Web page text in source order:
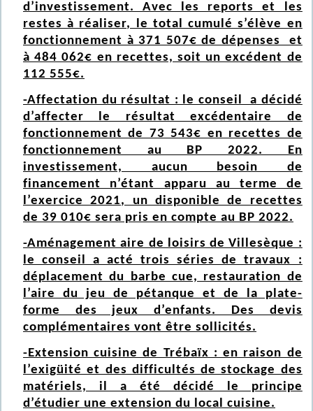
d’investissement. Avec les reports et les
restes à réaliser, le total cumulé s’élève en
fonctionnement à 371 507€ de dépenses et
à 484 062€ en recettes, soit un excédent de
112 555€.
-Affectation du résultat : le conseil a décidé
d’affecter le résultat excédentaire de
fonctionnement de 73 543€ en recettes de
fonctionnement au BP 2022. En
investissement, aucun besoin de
financement n’étant apparu au terme de
l’exercice 2021, un disponible de recettes
de 39 010€ sera pris en compte au BP 2022.
-Aménagement aire de loisirs de Villesèque :
le conseil a acté trois séries de travaux :
déplacement du barbe cue, restauration de
l’aire du jeu de pétanque et de la plate-
forme des jeux d’enfants. Des devis
complémentaires vont être sollicités.
-Extension cuisine de Trébaïx : en raison de
l’exigüité et des difficultés de stockage des
matériels, il a été décidé le principe
d’étudier une extension du local cuisine.